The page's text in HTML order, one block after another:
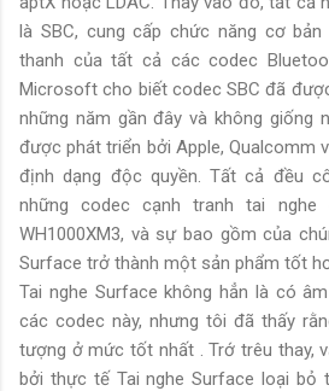
là SBC, cung cấp chức năng cơ
thanh của tất cả các codec
Microsoft cho biết codec SBC đã
những năm gần đây và không giống
được phát triển bởi Apple, Qualcomm
định dạng độc quyền. Tất cả đều
những codec cạnh tranh tai
WH1000XM3, và sự bao gồm của
Surface trở thành một sản phẩm tốt
Tai nghe Surface không hẳn là có
các codec này, nhưng tôi đã thấy
tượng ở mức tốt nhất . Trớ trêu thay,
bởi thực tế Tai nghe Surface loại bỏ